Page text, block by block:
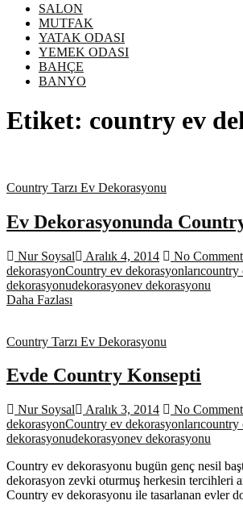
SALON
MUTFAK
YATAK ODASI
YEMEK ODASI
BAHÇE
BANYO
Etiket: country ev
Country Tarzı Ev Dekorasyonu
Ev Dekorasyonunda
Nur Soysal Aralık 4, 2014 No
dekorasyonCountry ev dekorasyonlarıcountry
dekorasyonudekorasyonev dekorasyonu
Daha Fazlası
Modası
Country Tarzı Ev Dekorasyonu
Evde Country Konsepti
Nur Soysal Aralık 3, 2014 No
dekorasyonCountry ev dekorasyonlarıcountry
dekorasyonudekorasyonev dekorasyonu
Country ev dekorasyonu bugün genç nesil
dekorasyon zevki oturmuş herkesin tercihleri
Country ev dekorasyonu ile tasarlanan evler